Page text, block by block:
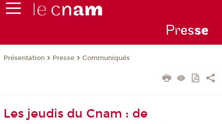
Presse
Présentation Presse Communiqués
Les jeudis du Cnam : de